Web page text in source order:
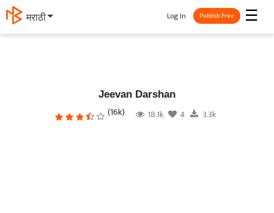
मराठी ☰
Log In Publish Free
Jeevan Darshan
(16k) 18.1k 4 3.3k